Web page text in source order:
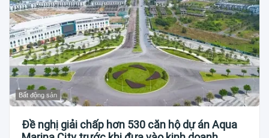
Bất động sản
Đề nghị giải chấp hơn 530 căn hộ dự án Aqua